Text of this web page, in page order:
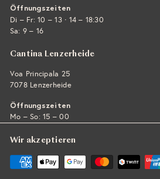
Öffnungszeiten
Di – Fr: 10 – 13 · 14 – 18:30
Sa: 9 – 16
Cantina Lenzerheide
Voa Principala 25
7078 Lenzerheide
Öffnungszeiten
Mo – So: 15 – 00
Wir akzeptieren